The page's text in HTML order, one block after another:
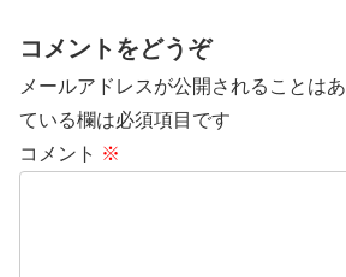
コメントをどうぞ
メールアドレスが公開されることはあ
ている欄は必須項目です
コメント ※